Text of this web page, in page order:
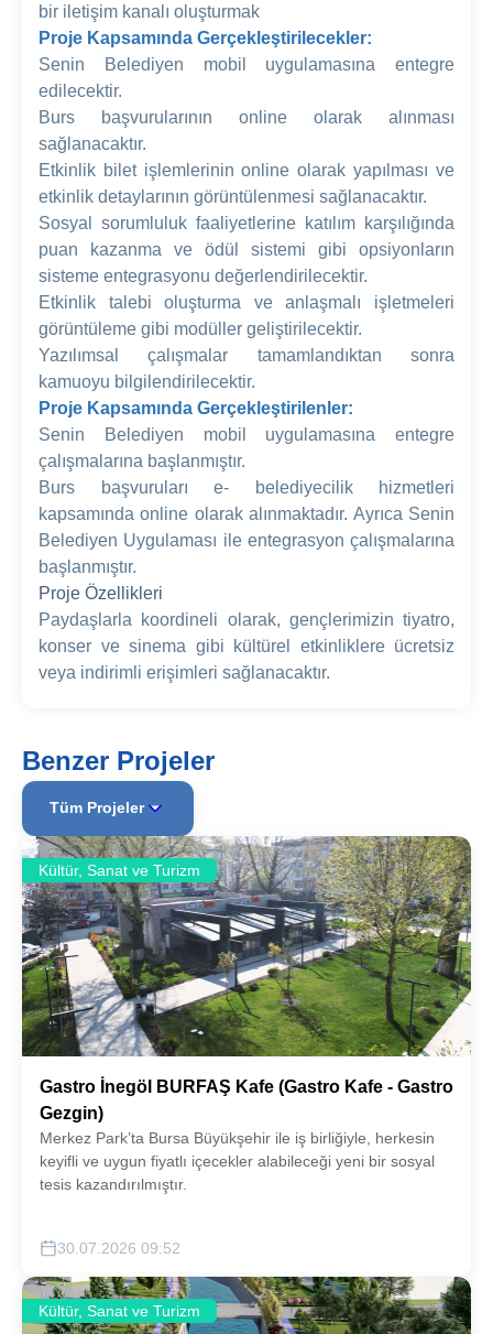
bir iletişim kanalı oluşturmak
Proje Kapsamında Gerçekleştirilecekler:
Senin Belediyen mobil uygulamasına entegre
edilecektir.
Burs başvurularının online olarak alınması
sağlanacaktır.
Etkinlik bilet işlemlerinin online olarak yapılması ve
etkinlik detaylarının görüntülenmesi sağlanacaktır.
Sosyal sorumluluk faaliyetlerine katılım karşılığında
puan kazanma ve ödül sistemi gibi opsiyonların
sisteme entegrasyonu değerlendirilecektir.
Etkinlik talebi oluşturma ve anlaşmalı işletmeleri
görüntüleme gibi modüller geliştirilecektir.
Yazılımsal çalışmalar tamamlandıktan sonra
kamuoyu bilgilendirilecektir.
Proje Kapsamında Gerçekleştirilenler:
Senin Belediyen mobil uygulamasına entegre
çalışmalarına başlanmıştır.
Burs başvuruları e- belediyecilik hizmetleri
kapsamında online olarak alınmaktadır. Ayrıca Senin
Belediyen Uygulaması ile entegrasyon çalışmalarına
başlanmıştır.
Proje Özellikleri
Paydaşlarla koordineli olarak, gençlerimizin tiyatro,
konser ve sinema gibi kültürel etkinliklere ücretsiz
veya indirimli erişimleri sağlanacaktır.
Benzer Projeler
Tüm Projeler
Kültür, Sanat ve Turizm
Gastro İnegöl BURFAŞ Kafe (Gastro Kafe - Gastro
Gezgin)
Merkez Park’ta Bursa Büyükşehir ile iş birliğiyle, herkesin
keyifli ve uygun fiyatlı içecekler alabileceği yeni bir sosyal
tesis kazandırılmıştır.
30.07.2026 09:52
Kültür, Sanat ve Turizm